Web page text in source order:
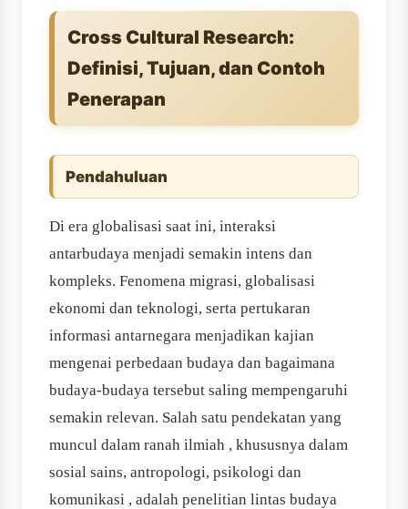
Cross Cultural Research:
Definisi, Tujuan, dan Contoh
Penerapan
Pendahuluan
Di era globalisasi saat ini, interaksi
antarbudaya menjadi semakin intens dan
kompleks. Fenomena migrasi, globalisasi
ekonomi dan teknologi, serta pertukaran
informasi antarnegara menjadikan kajian
mengenai perbedaan budaya dan bagaimana
budaya-budaya tersebut saling mempengaruhi
semakin relevan. Salah satu pendekatan yang
muncul dalam ranah ilmiah ­, khususnya dalam
sosial sains, antropologi, psikologi dan
komunikasi ­, adalah penelitian lintas budaya